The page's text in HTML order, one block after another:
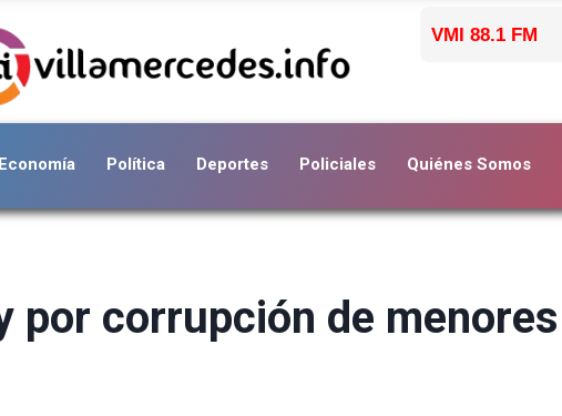
VMI 88.1 FM
Economía Política Deportes Policiales Quiénes Somos
por corrupción de menores